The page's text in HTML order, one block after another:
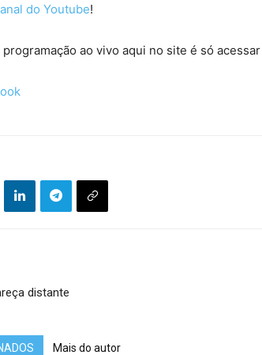
do Youtube!
ao vivo aqui no site é só
distante
Mais do autor